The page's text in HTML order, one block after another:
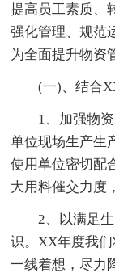
提高员工素质、
强化管理、规范
为全面提升物资
(一)、结合XX
1、加强物资
单位现场生产生
使用单位密切配
大用料催交力度
2、以满足生
识。XX年度我
一线着想，尽力